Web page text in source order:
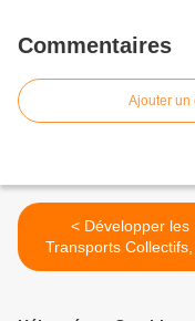
Commentaires
Ajouter un
< Développer les
Transports Collectifs,
enjeu politique qui